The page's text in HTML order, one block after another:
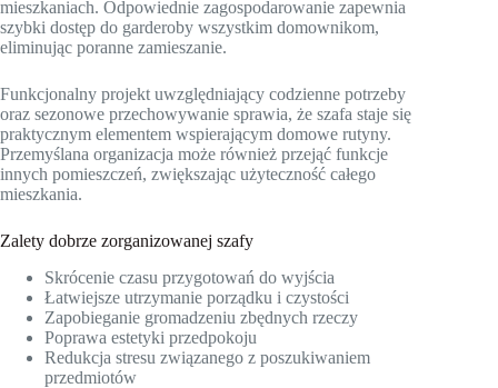
mieszkaniach. Odpowiednie zagospodarowanie zapewnia
szybki dostęp do garderoby wszystkim domownikom,
eliminując poranne zamieszanie.
Funkcjonalny projekt uwzględniający codzienne potrzeby
oraz sezonowe przechowywanie sprawia, że szafa staje się
praktycznym elementem wspierającym domowe rutyny.
Przemyślana organizacja może również przejąć funkcje
innych pomieszczeń, zwiększając użyteczność całego
mieszkania.
Zalety dobrze zorganizowanej szafy
Skrócenie czasu przygotowań do wyjścia
Łatwiejsze utrzymanie porządku i czystości
Zapobieganie gromadzeniu zbędnych rzeczy
Poprawa estetyki przedpokoju
Redukcja stresu związanego z poszukiwaniem
przedmiotów